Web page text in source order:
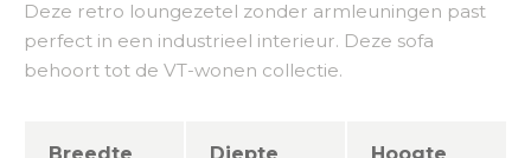
Deze retro loungezetel zonder armleuningen past
perfect in een industrieel interieur. Deze sofa
behoort tot de VT-wonen collectie.